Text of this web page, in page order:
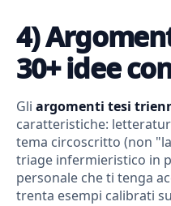
4)
30+ idee
Gli argomenti tesi
caratteristiche:
tema circoscritto (non
triage infermieristico in
personale che ti tenga
trenta esempi calibrati